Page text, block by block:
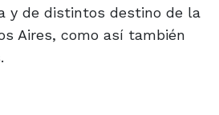
y de distintos destino de la
Aires, como así también